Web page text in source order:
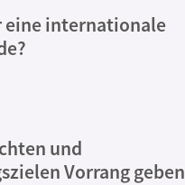
eine internationale
und
Vorrang geben